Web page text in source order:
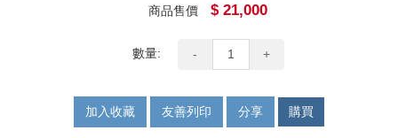
商品售價 $ 21,000
數量: - +
加入收藏 友善列印 分享 購買